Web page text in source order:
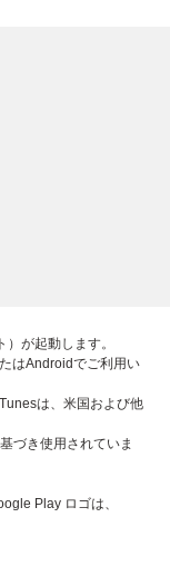
が起動します。
はAndroidでご利用い
は、米国および他
づき使用されていま
Play ロゴは、